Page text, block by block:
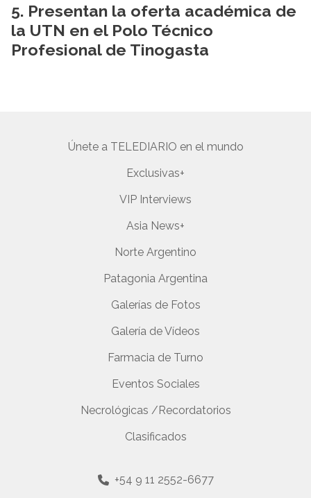
Presentan la oferta académica de
la UTN en el Polo Técnico
Profesional de Tinogasta
Únete a TELEDIARIO en el mundo
Exclusivas+
VIP Interviews
Asia News+
Norte Argentino
Patagonia Argentina
Galerías de Fotos
Galería de Vídeos
Farmacia de Turno
Eventos Sociales
Necrológicas /Recordatorios
Clasificados
+54 9 11 2552-6677